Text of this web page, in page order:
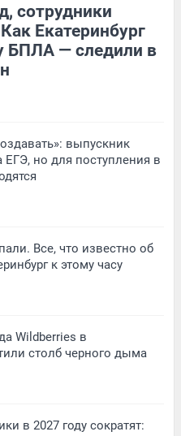
сотрудники
Екатеринбург
БПЛА — следили в
выпускник
ЕГЭ, но для поступления в
Все, что известно об
к этому часу
Wildberries в
столб черного дыма
в 2027 году сократят: